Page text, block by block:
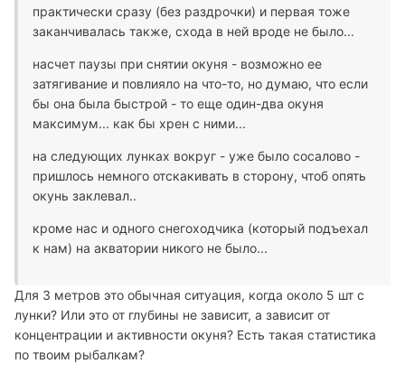
практически сразу (без раздрочки) и первая тоже
заканчивалась также, схода в ней вроде не было...
насчет паузы при снятии окуня - возможно ее
затягивание и повлияло на что-то, но думаю, что если
бы она была быстрой - то еще один-два окуня
максимум... как бы хрен с ними...
на следующих лунках вокруг - уже было сосалово -
пришлось немного отскакивать в сторону, чтоб опять
окунь заклевал..
кроме нас и одного снегоходчика (который подъехал
к нам) на акватории никого не было...
Для 3 метров это обычная ситуация, когда около 5 шт с
лунки? Или это от глубины не зависит, а зависит от
концентрации и активности окуня? Есть такая статистика
по твоим рыбалкам?